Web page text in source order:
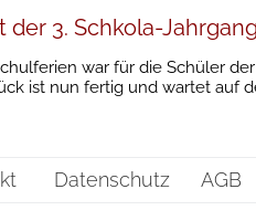
der 3. Schkola-
war für die Schüler
ist nun fertig und wartet auf
Datenschutz AGB